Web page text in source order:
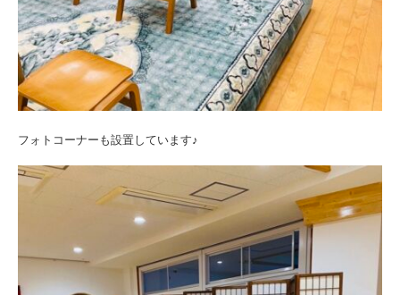
フォトコーナーも設置しています♪